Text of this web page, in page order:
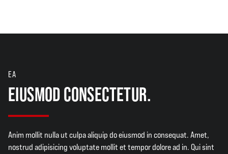
EA
EIUSMOD CONSECTETUR.
Anim mollit nulla ut culpa aliquip do eiusmod in consequat. Amet,
nostrud adipisicing voluptate mollit et tempor dolore ad in. Qui sint